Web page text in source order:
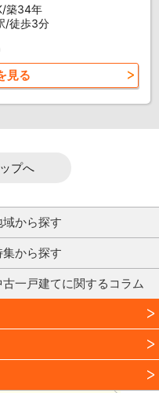
築34年
/徒歩3分
見る
プへ
域から探す
集から探す
古一戸建てに関するコラム